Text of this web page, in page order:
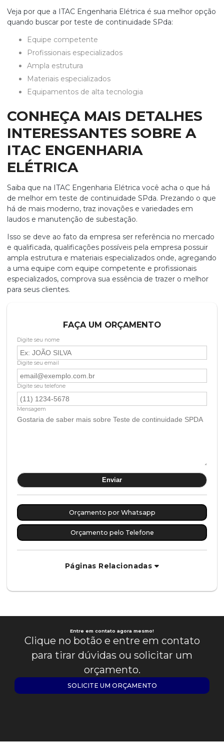
Veja por que a ITAC Engenharia Elétrica é sua melhor opção
quando buscar por teste de continuidade SPda:
equipe competente
profissionais especializados
ampla estrutura
materiais especializados
equipamentos de alta tecnologia
CONHEÇA MAIS DETALHES
INTERESSANTES SOBRE A
ITAC ENGENHARIA
ELÉTRICA
Saiba que na ITAC Engenharia Elétrica você acha o que há
de melhor em teste de continuidade SPda. Prezando o que
há de mais moderno, traz inovações e variedades em
laudos e manutenção de subestação.
Isso se deve ao fato da empresa ser referência no mercado
e qualificada, qualificações possíveis pela empresa possuir
ampla estrutura e materiais especializados onde, agregando
a uma equipe com equipe competente e profissionais
especializados, comprova sua essência de trazer o melhor
para seus clientes.
FAÇA UM ORÇAMENTO
Digite seu nome
Digite seu email
Digite seu telefone
Mensagem
Orçamento por Whatsapp
Orçamento pelo Telefone
Páginas Relacionadas
Entre em contato agora mesmo!
Clique no botão e entre em contato
para tirar dúvidas ou solicitar um
orçamento.
SOLICITE UM ORÇAMENTO